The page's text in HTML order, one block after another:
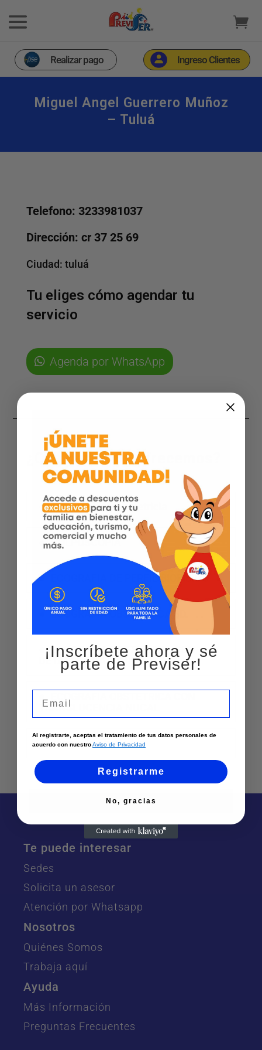
Realizar pago Ingreso Clientes
Miguel Angel Guerrero Muñoz
– Tuluá
Telefono: 3233981037
Dirección: cr 37 25 69
Ciudad: tuluá
Tu eliges cómo agendar tu
servicio
Agenda por WhatsApp
¿Qué servicios ofrecemos?
Ginecologia y obstetricia
COLPOSCOPIA
ECOGRAFIA DE PERFIL BIOFISICO
ECOGRAFIA OBSTETRICA 3D
ECOGRAFIA OBSTETRICA CON
DETALLE ANATOMICO
TRANSLUCENCIA NUCAL
ecografía obstétrica
Te puede interesar
Sedes
Solicita un asesor
Atención por Whatsapp
Nosotros
Quiénes Somos
Trabaja aquí
Ayuda
Más Información
Preguntas Frecuentes
¡Inscríbete ahora y sé
parte de Previser!
Al registrarte, aceptas el tratamiento de tus datos personales de
acuerdo con nuestroAviso de Privacidad
Registrarme
No, gracias